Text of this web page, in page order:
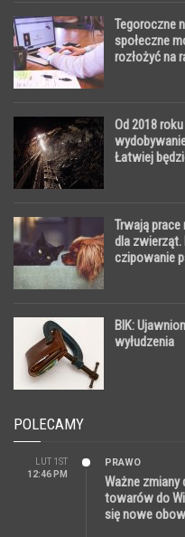
Tegoroczne
społeczne
rozłożyć na
Od 2018
Łatwiej
Trwają
dla
czipowanie
BIK:
wyłudzenia
POLECAMY
LUT 1ST
12:46 PM
PRAWO
Ważne
towarów do
się nowe